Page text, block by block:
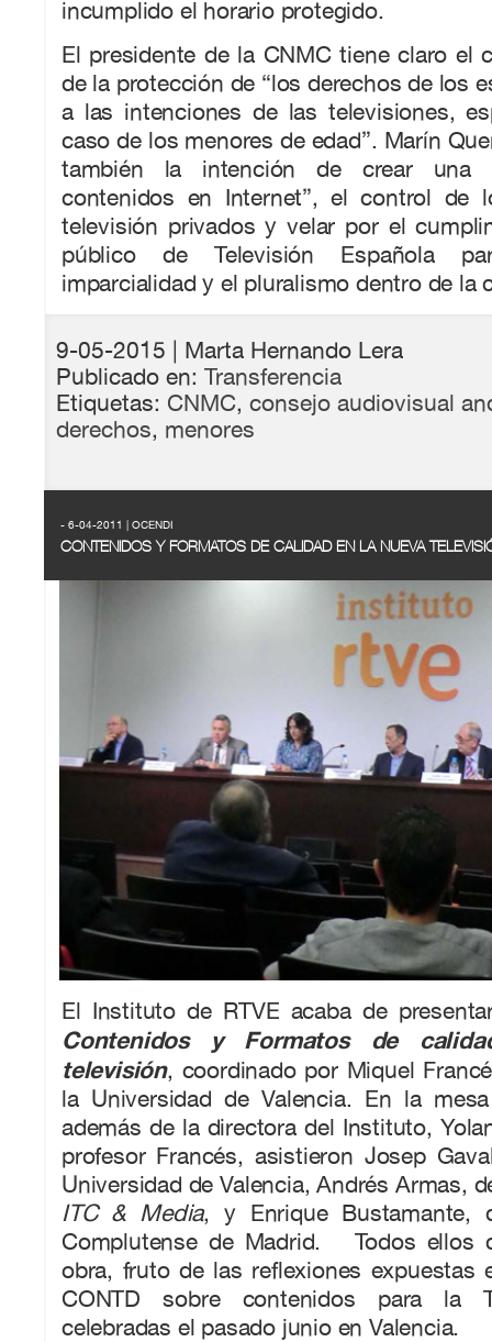
incumplido el horario protegido.
El presidente de la CNMC tiene claro el
de la protección de “los derechos de los
a las intenciones de las televisiones,
caso de los menores de edad”. Marín
también la intención de crear una
contenidos en Internet”, el control de
televisión privados y velar por el
público de Televisión Española
imparcialidad y el pluralismo dentro de la
9-05-2015 | Marta Hernando Lera
Publicado en: Transferencia
Etiquetas: CNMC, consejo audiovisual
derechos, menores
- 6-04-2011 | OCENDI
CONTENIDOS Y FORMATOS DE CALIDAD EN LA NUEVA
El Instituto de RTVE acaba de
Contenidos y Formatos de
televisión, coordinado por Miquel
la Universidad de Valencia. En la
además de la directora del Instituto,
profesor Francés, asistieron Josep
Universidad de Valencia, Andrés Armas,
ITC & Media, y Enrique Bustamante,
Complutense de Madrid. Todos ellos
obra, fruto de las reflexiones expuestas
CONTD sobre contenidos para la
celebradas el pasado junio en Valencia.